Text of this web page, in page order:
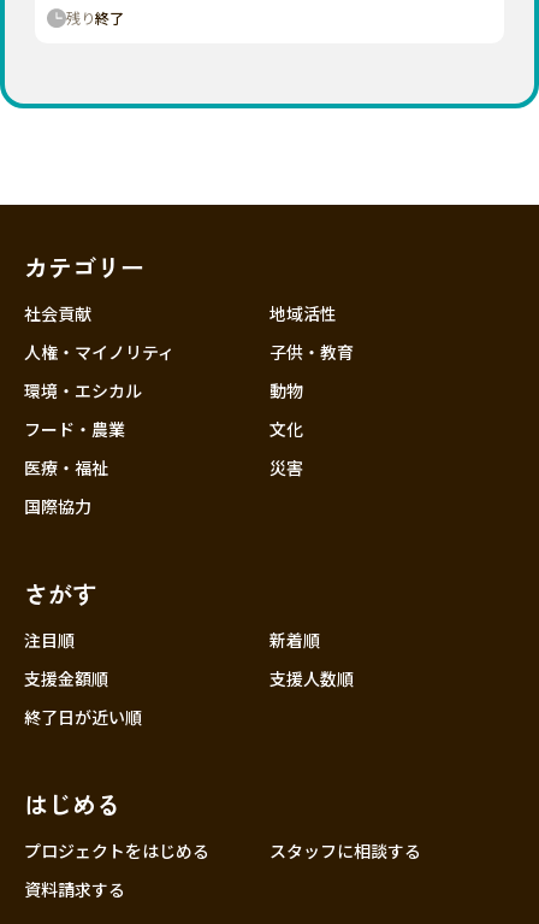
石川
近畿
中国
残り終了
カテゴリー
社会貢献
人権・マイノリティ
環境・エシカル
フード・農業
医療・福祉
国際協力
地域活性
子供・教育
動物
文化
災害
さがす
注目順
新着順
支援金額順
支援人数順
終了日が近い順
はじめる
プロジェクトをはじめる
スタッフに相談する
資料請求する